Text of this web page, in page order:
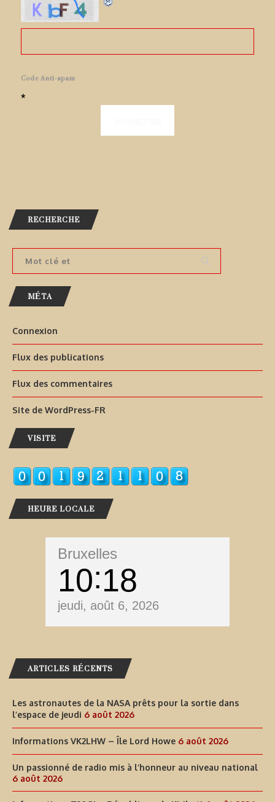
Code Anti-spam
*
RECHERCHE
MÉTA
Connexion
Flux des publications
Flux des commentaires
Site de WordPress-FR
VISITE
HEURE LOCALE
Bruxelles
10 18
jeudi, août 6, 2026
ARTICLES RÉCENTS
Les astronautes de la NASA prêts pour la sortie dans
l’espace de jeudi 6 août 2026
Informations VK2LHW – Île Lord Howe 6 août 2026
Un passionné de radio mis à l’honneur au niveau national
6 août 2026